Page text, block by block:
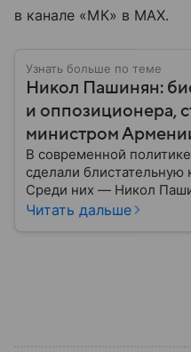
в канале «МК» в MAX.
Узнать больше по теме
Никол Пашинян:
и оппозиционера,
министром
В современной
сделали блистательную
Среди них — Никол
путь от журналиста и
Читать дальше